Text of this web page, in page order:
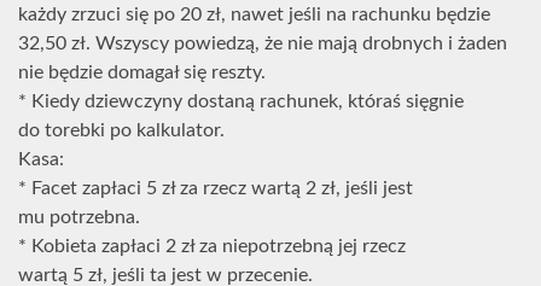
każdy zrzuci się po 20 zł, nawet jeśli na rachunku będzie
32,50 zł. Wszyscy powiedzą, że nie mają drobnych i żaden
nie będzie domagał się reszty.
* Kiedy dziewczyny dostaną rachunek, któraś sięgnie
do torebki po kalkulator.
Kasa:
* Facet zapłaci 5 zł za rzecz wartą 2 zł, jeśli jest
mu potrzebna.
* Kobieta zapłaci 2 zł za niepotrzebną jej rzecz
wartą 5 zł, jeśli ta jest w przecenie.